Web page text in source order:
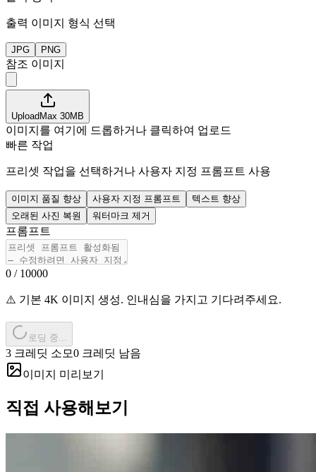
출력 이미지 형식 선택
JPG PNG
참조 이미지
Upload Max 30MB
이미지를 여기에 드롭하거나 클릭하여 업로드
빠른 작업
프리셋 작업을 선택하거나 사용자 지정 프롬프트 사용
이미지 품질 향상 사용자 지정 프롬프트
텍스트 향상
오래된 사진 복원
워터마크 제거
프롬프트
0 / 10000
⚠️ 기본 4K 이미지 생성. 인내심을 가지고 기다려주세요.
로딩 중...
3 크레딧 소모0 크레딧 남음
이미지 미리보기
직접 사용해보기